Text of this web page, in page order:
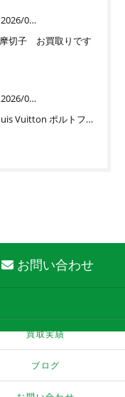
2026/07/01
切子 お買取りです
2026/06/30
Louis Vuitton ポルトフォイユ サラ お買取りです
お問い合わせ
買取実績
ブログ